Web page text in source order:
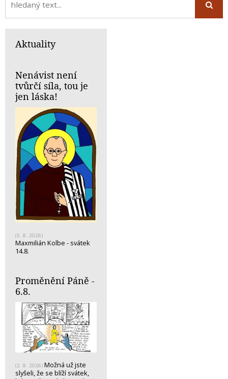
Aktuality
Nenávist není
tvůrčí síla, tou je
jen láska!
(5. 8. 2026)
Maxmilián Kolbe - svátek
14.8.
Proměnění Páně -
6.8.
(2. 8. 2026) Možná už jste
slyšeli, že se blíží svátek,